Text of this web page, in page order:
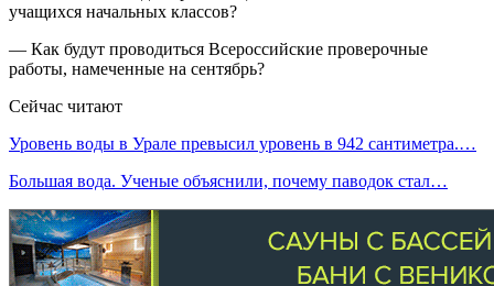
учащихся начальных классов?
— Как будут проводиться Всероссийские проверочные
работы, намеченные на сентябрь?
Сейчас читают
Уровень воды в Урале превысил уровень в 942 сантиметра.…
Большая вода. Ученые объяснили, почему паводок стал…